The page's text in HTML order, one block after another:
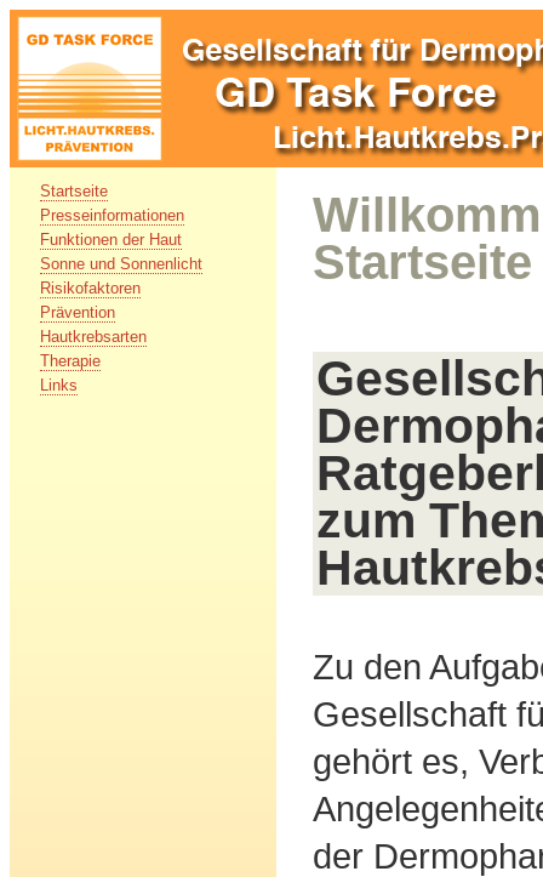
Startseite
Presseinformationen
Funktionen der Haut
Sonne und Sonnenlicht
Risikofaktoren
Prävention
Hautkrebsarten
Therapie
Links
Startseite
zum
Zu den
Gesellschaft
gehört es,
der